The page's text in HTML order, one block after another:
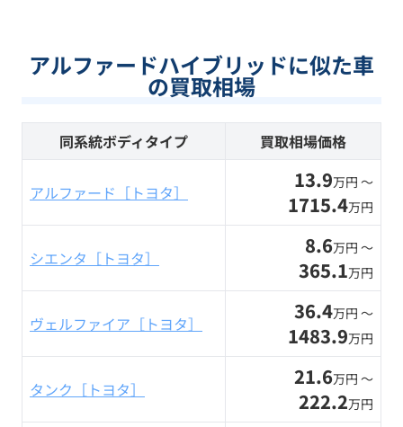
アルファードハイブリッドに似た車
の買取相場
同系統ボディタイプ 買取相場価格
アルファード［トヨタ］ 13.9万円 〜
1715.4万円
シエンタ［トヨタ］ 8.6万円 〜
365.1万円
ヴェルファイア［トヨタ］ 36.4万円 〜
1483.9万円
タンク［トヨタ］ 21.6万円 〜
222.2万円